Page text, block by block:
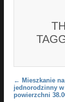
Post
← Mieszkanie
jednorodzinny
powierzchni